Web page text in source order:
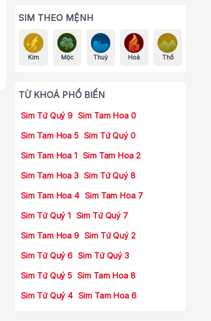
SIM THEO MỆNH
Kim Mộc Thuỷ Hoả Thổ
TỪ KHOÁ PHỔ BIẾN
Sim Tứ Quý 9 Sim Tam Hoa 0
Sim Tam Hoa 5 Sim Tứ Quý 0
Sim Tam Hoa 1 Sim Tam Hoa 2
Sim Tam Hoa 3 Sim Tứ Quý 8
Sim Tam Hoa 4 Sim Tam Hoa 7
Sim Tứ Quý 1 Sim Tứ Quý 7
Sim Tam Hoa 9 Sim Tứ Quý 2
Sim Tứ Quý 6 Sim Tứ Quý 3
Sim Tứ Quý 5 Sim Tam Hoa 8
Sim Tứ Quý 4 Sim Tam Hoa 6